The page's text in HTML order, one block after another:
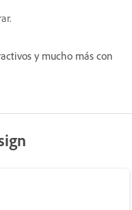
y mucho más con